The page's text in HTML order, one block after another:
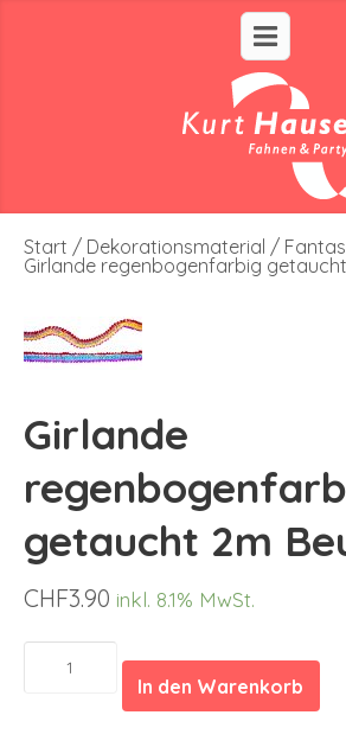
Start / Dekorationsmaterial /
Girlande regenbogenfarbig
Girlande
getaucht 2m
CHF3.90 inkl. 8.1% MwSt.
Girlande
regenbogenfarbig
getaucht
In den Warenkorb